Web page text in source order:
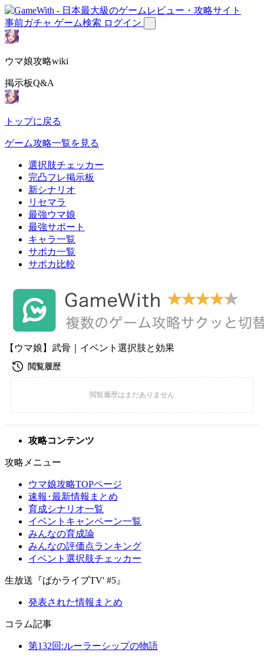
事前ガチャ ゲーム検索 ログイン
ウマ娘攻略wiki
掲示板Q&A
トップに戻る
ゲーム攻略一覧を見る
選択肢チェッカー
完凸フレ掲示板
新シナリオ
リセマラ
最強ウマ娘
最強サポート
キャラ一覧
サポカ一覧
サポカ比較
【ウマ娘】武骨｜イベント選択肢と効果
攻略コンテンツ
攻略メニュー
ウマ娘攻略TOPページ
速報･最新情報まとめ
育成シナリオ一覧
イベントキャンペーン一覧
みんなの育成論
みんなの評価点ランキング
イベント選択肢チェッカー
生放送『ぱかライブTV' #5』
発表された情報まとめ
コラム記事
第132回:ルーラーシップの物語